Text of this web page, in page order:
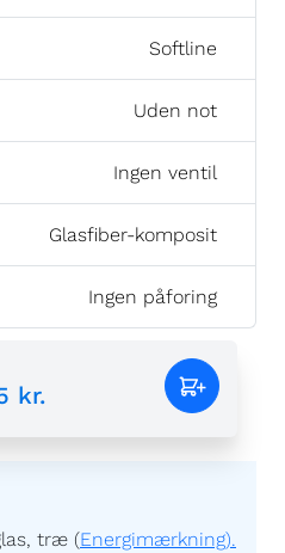
Softline
Uden not
Ingen ventil
Glasfiber-komposit
Ingen påforing
kr.
træ (Energimærkning).